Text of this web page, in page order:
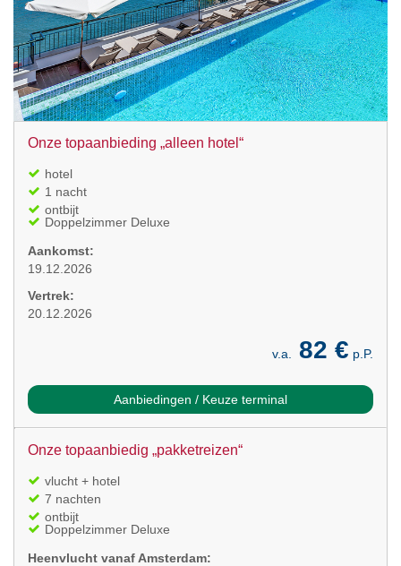
Onze topaanbieding „alleen hotel“
hotel
1 nacht
ontbijt
Doppelzimmer Deluxe
Aankomst:
19.12.2026
Vertrek:
20.12.2026
v.a. 82 € p.P.
Aanbiedingen / Keuze terminal
Onze topaanbiedig „pakketreizen“
vlucht + hotel
7 nachten
ontbijt
Doppelzimmer Deluxe
Heenvlucht vanaf Amsterdam: